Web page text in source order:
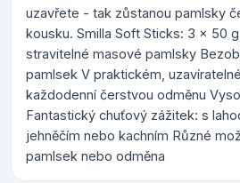
uzavřete - tak zůstanou pamlsky
kousku. Smilla Soft Sticks: 3 x 50
stravitelné masové pamlsky
pamlsek V praktickém,
každodenní čerstvou odměnu
Fantastický chuťový zážitek: s
jehněčím nebo kachním Různé
pamlsek nebo odměna